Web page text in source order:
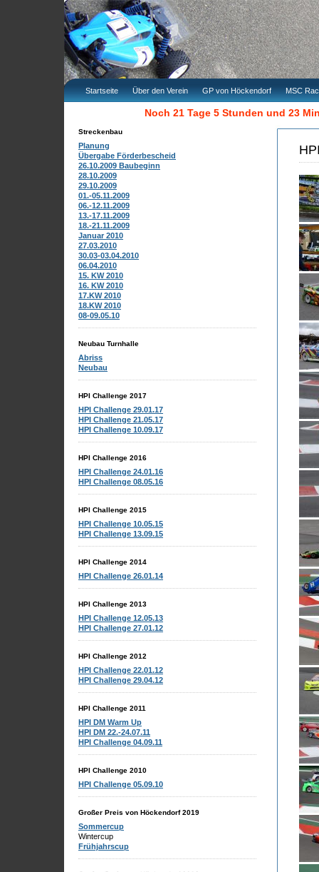
Noch 21 Tage 5 Stunden und 23
Startseite Über den Verein GP von Höckendorf MSC
Streckenbau
Planung
Übergabe Förderbescheid
26.10.2009 Baubeginn
28.10.2009
29.10.2009
01.-05.11.2009
06.-12.11.2009
13.-17.11.2009
18.-21.11.2009
Januar 2010
27.03.2010
30.03-03.04.2010
06.04.2010
15. KW 2010
16. KW 2010
17.KW 2010
18.KW 2010
08-09.05.10
Neubau Turnhalle
Abriss
Neubau
HPI Challenge 2017
HPI Challenge 29.01.17
HPI Challenge 21.05.17
HPI Challenge 10.09.17
HPI Challenge 2016
HPI Challenge 24.01.16
HPI Challenge 08.05.16
HPI Challenge 2015
HPI Challenge 10.05.15
HPI Challenge 13.09.15
HPI Challenge 2014
HPI Challenge 26.01.14
HPI Challenge 2013
HPI Challenge 12.05.13
HPI Challenge 27.01.12
HPI Challenge 2012
HPI Challenge 22.01.12
HPI Challenge 29.04.12
HPI Challenge 2011
HPI DM Warm Up
HPI DM 22.-24.07.11
HPI Challenge 04.09.11
HPI Challenge 2010
HPI Challenge 05.09.10
Großer Preis von Höckendorf 2019
Sommercup
Wintercup
Frühjahrscup